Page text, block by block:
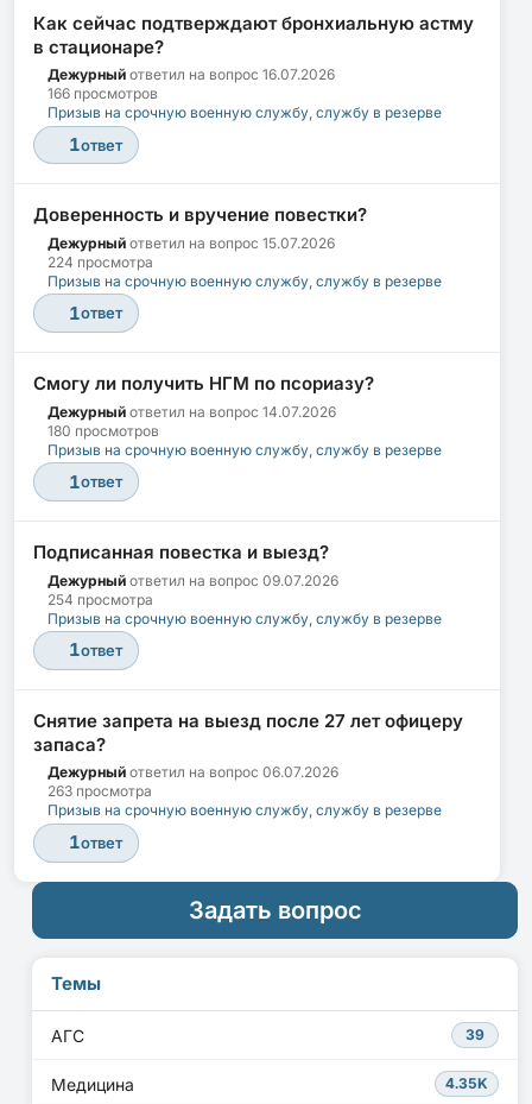
Как сейчас подтверждают бронхиальную астму
в стационаре?
Дежурный ответил на вопрос 16.07.2026
166 просмотров
Призыв на срочную военную службу, службу в резерве
1ответ
Доверенность и вручение повестки?
Дежурный ответил на вопрос 15.07.2026
224 просмотра
Призыв на срочную военную службу, службу в резерве
1ответ
Смогу ли получить НГМ по псориазу?
Дежурный ответил на вопрос 14.07.2026
180 просмотров
Призыв на срочную военную службу, службу в резерве
1ответ
Подписанная повестка и выезд?
Дежурный ответил на вопрос 09.07.2026
254 просмотра
Призыв на срочную военную службу, службу в резерве
1ответ
Снятие запрета на выезд после 27 лет офицеру
запаса?
Дежурный ответил на вопрос 06.07.2026
263 просмотра
Призыв на срочную военную службу, службу в резерве
1ответ
Задать вопрос
Темы
АГС 39
Медицина 4.35K